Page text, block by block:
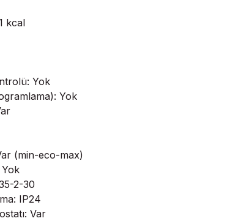
kcal
Yok
Yok
(min-eco-max)
Yok
2-30
IP24
Var